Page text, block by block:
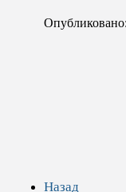
Назад